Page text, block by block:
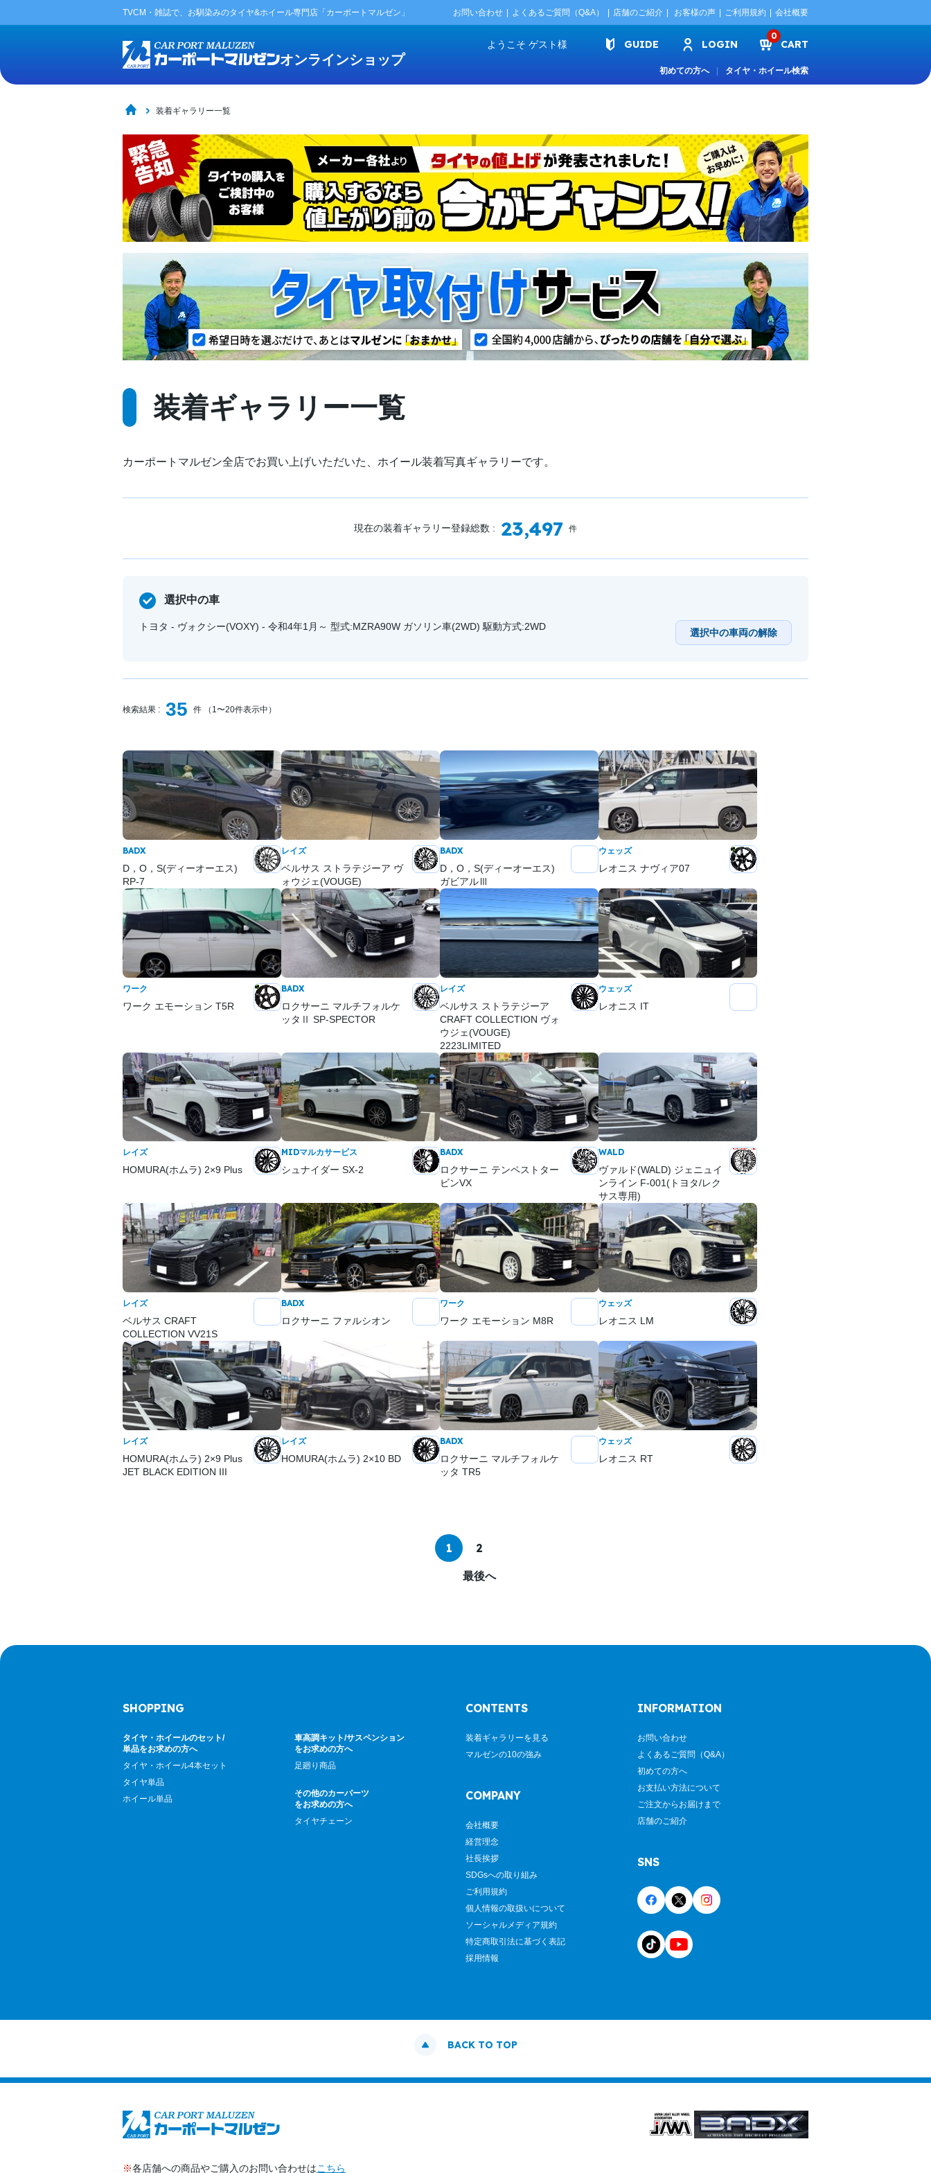
TVCM・雑誌で、お馴染みのタイヤ&ホイール専門店「カーポートマルゼン」 お問い合わせ よくあるご質問（Q&A） 店舗のご紹介 お客様の声 ご利用規約 会社概要
オンラインショップ
ようこそ ゲスト様 GUIDE LOGIN
0
CART
初めての方へ タイヤ・ホイール検索
装着ギャラリー一覧
装着ギャラリー一覧
カーポートマルゼン全店でお買い上げいただいた、ホイール装着写真ギャラリーです。
現在の装着ギャラリー登録総数 : 23,497 件
選択中の車
トヨタ - ヴォクシー(VOXY) - 令和4年1月～ 型式:MZRA90W ガソリン車(2WD) 駆動方式:2WD
選択中の車両の解除
検索結果 : 35 件 （1〜20件表示中）
BADX
D，O，S(ディーオーエス)
RP-7
レイズ
ベルサス ストラテジーア ヴ
ォウジェ(VOUGE)
BADX
D，O，S(ディーオーエス)
ガビアルⅢ
ウェッズ
レオニス ナヴィア07
ワーク
ワーク エモーション T5R
BADX
ロクサーニ マルチフォルケ
ッタⅡ SP-SPECTOR
レイズ
ベルサス ストラテジーア
CRAFT COLLECTION ヴォ
ウジェ(VOUGE)
2223LIMITED
ウェッズ
レオニス IT
レイズ
HOMURA(ホムラ) 2×9 Plus
MIDマルカサービス
シュナイダー SX-2
BADX
ロクサーニ テンペストター
ビンVX
WALD
ヴァルド(WALD) ジェニュイ
ンライン F-001(トヨタ/レク
サス専用)
レイズ
ベルサス CRAFT
COLLECTION VV21S
BADX
ロクサーニ ファルシオン
ワーク
ワーク エモーション M8R
ウェッズ
レオニス LM
レイズ
HOMURA(ホムラ) 2×9 Plus
JET BLACK EDITION III
レイズ
HOMURA(ホムラ) 2×10 BD
BADX
ロクサーニ マルチフォルケ
ッタ TR5
ウェッズ
レオニス RT
1
2
最後へ
SHOPPING
タイヤ・ホイールのセット/
単品をお求めの方へ
タイヤ・ホイール4本セット
タイヤ単品
ホイール単品
車高調キット/サスペンション
をお求めの方へ
足廻り商品
その他のカーパーツ
をお求めの方へ
タイヤチェーン
CONTENTS
装着ギャラリーを見る
マルゼンの10の強み
COMPANY
会社概要
経営理念
社長挨拶
SDGsへの取り組み
ご利用規約
個人情報の取扱いについて
ソーシャルメディア規約
特定商取引法に基づく表記
採用情報
INFORMATION
お問い合わせ
よくあるご質問（Q&A）
初めての方へ
お支払い方法について
ご注文からお届けまで
店舗のご紹介
SNS
BACK TO TOP
※各店舗への商品やご購入のお問い合わせはこちら